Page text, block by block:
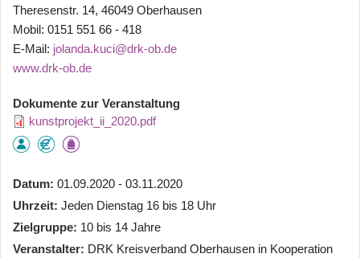
Theresenstr. 14, 46049 Oberhausen
Mobil: 0151 551 66 - 418
E-Mail: jolanda.kuci@drk-ob.de
www.drk-ob.de
Dokumente zur Veranstaltung
kunstprojekt_ii_2020.pdf
Datum 01.09.2020 - 03.11.2020
Uhrzeit Jeden Dienstag 16 bis 18 Uhr
Zielgruppe 10 bis 14 Jahre
Veranstalter DRK Kreisverband Oberhausen in Kooperation